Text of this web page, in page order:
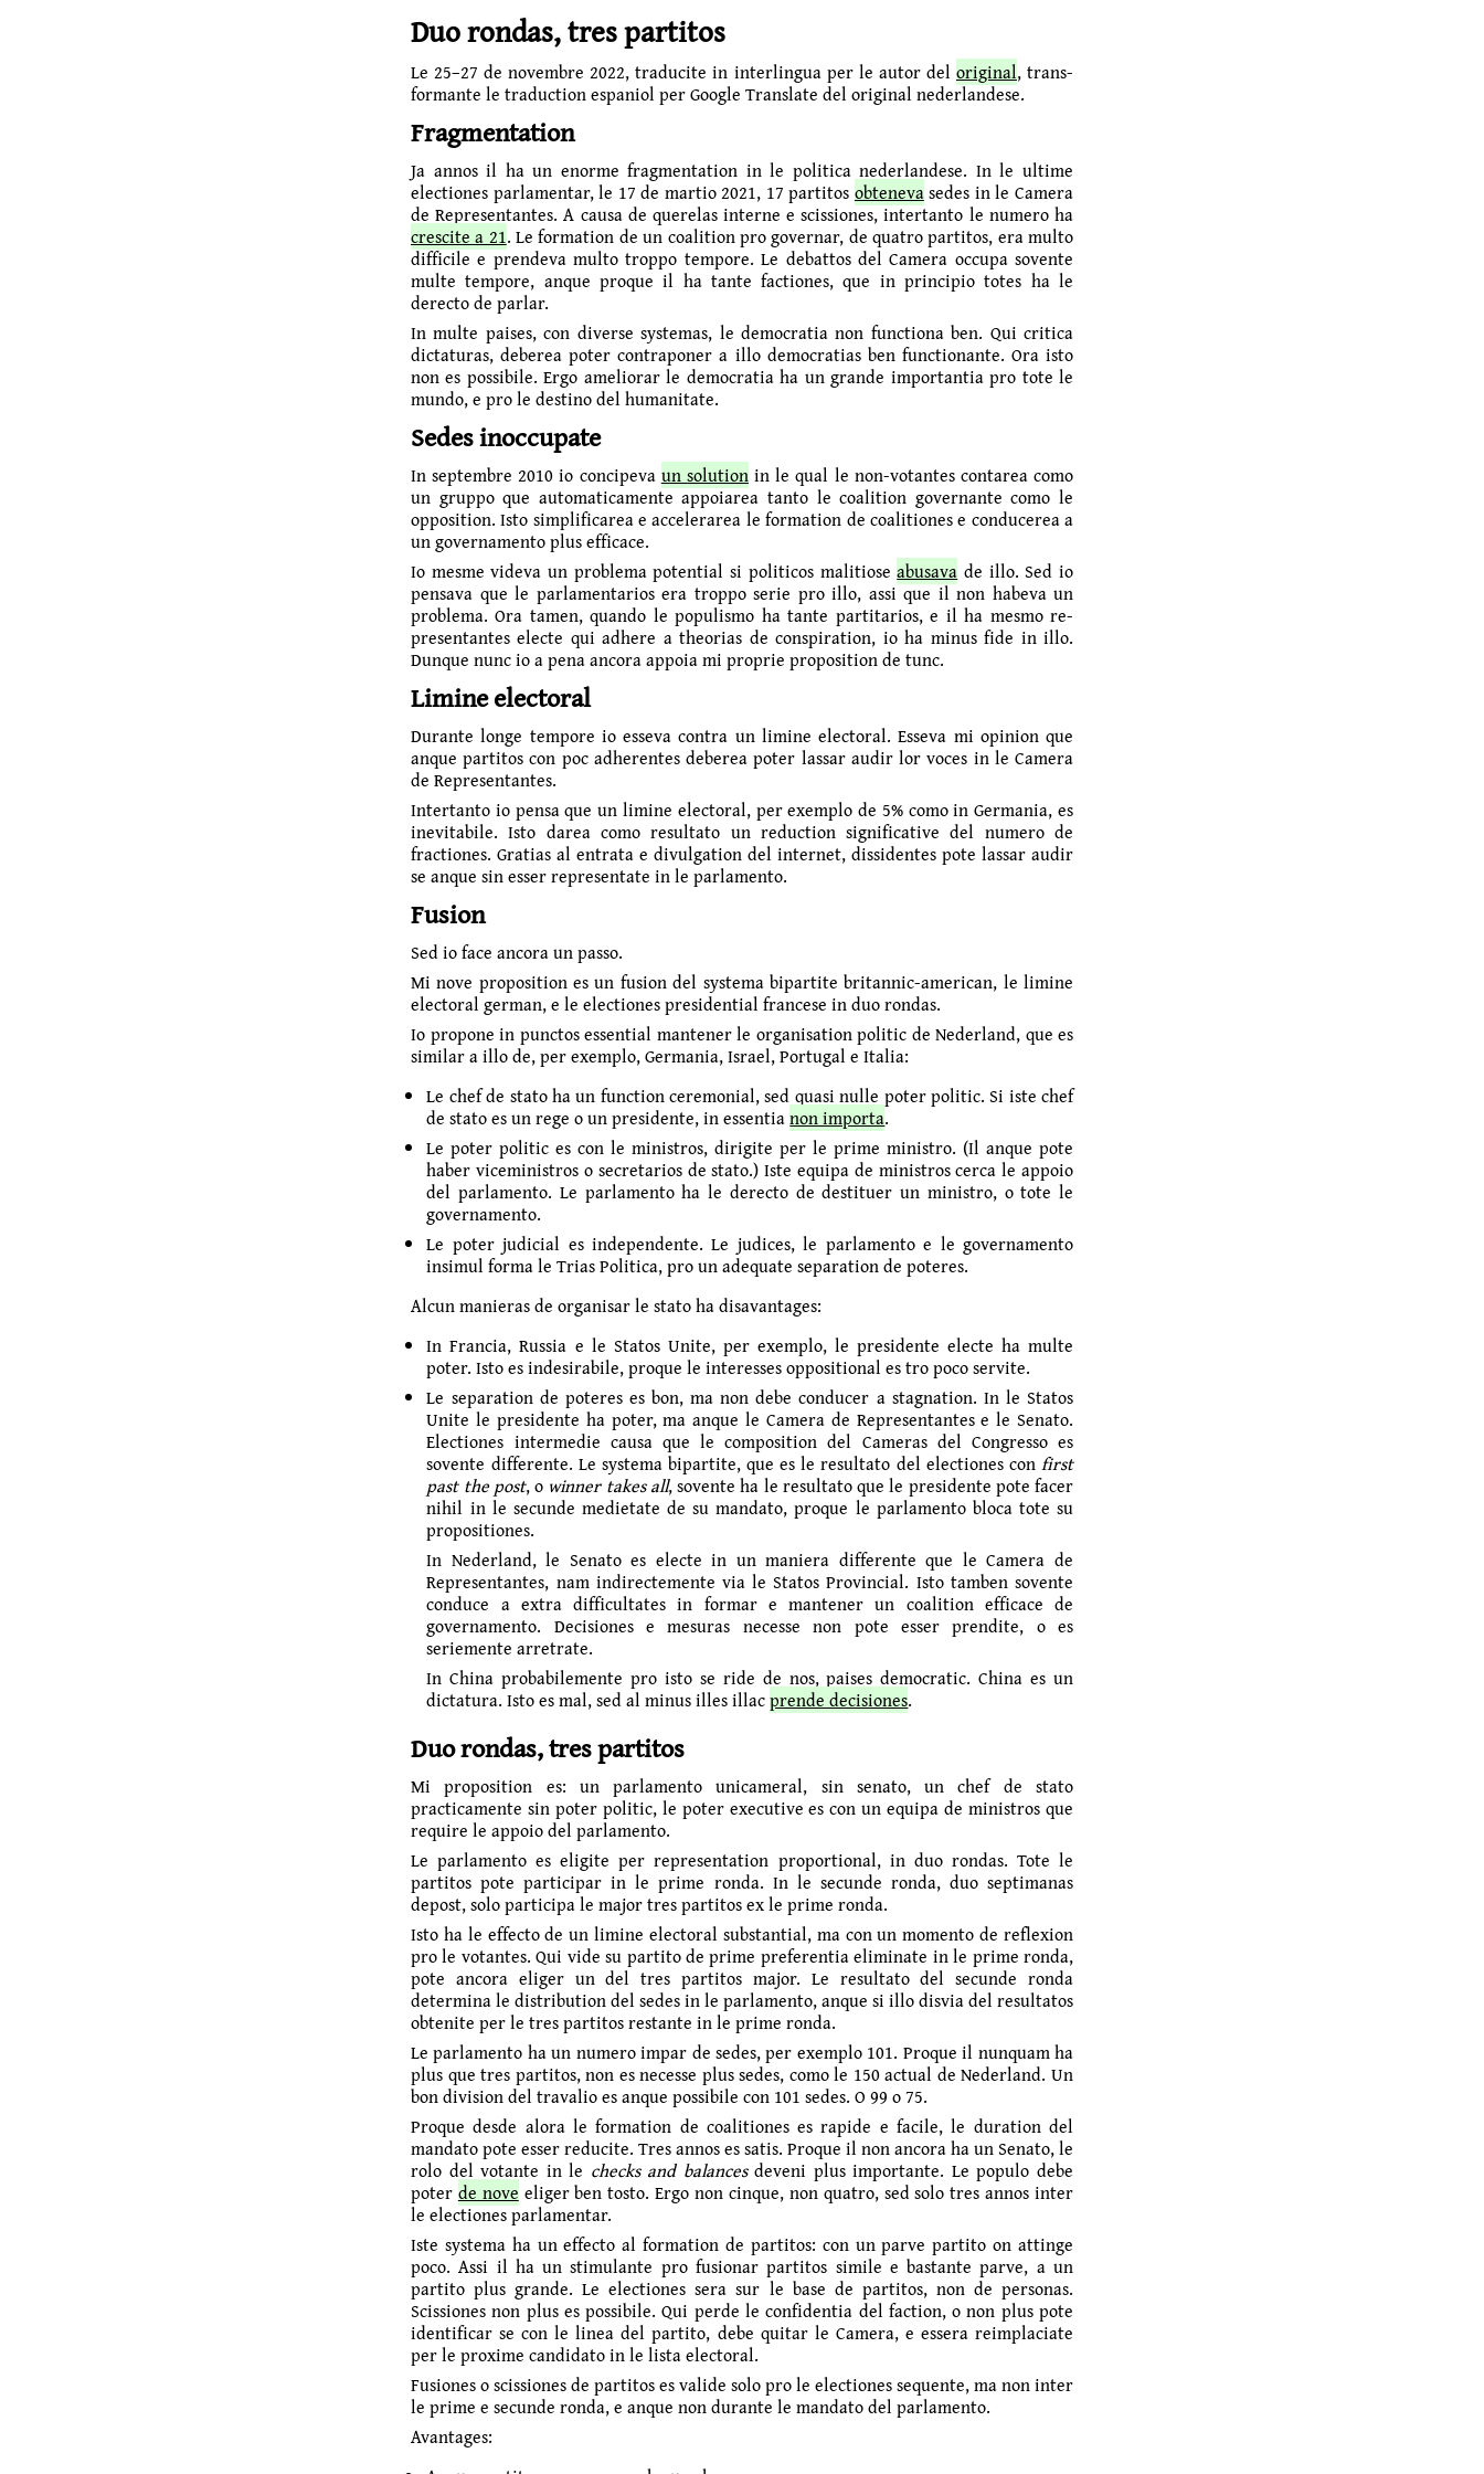
Duo rondas, tres partitos
Le 25–27 de novembre 2022, traducite in interlingua per le autor del original, trans­
for­mante le traduction espaniol per Google Translate del original nederlandese.
Fragmentation
Ja annos il ha un enorme fragmentation in le politica neder­landese. In le ultime
electiones parlamentar, le 17 de martio 2021, 17 partitos obtenevasedes in le Camera
de Representantes. A causa de querelas interne e scissiones, intertanto le numero ha
crescite a 21. Le formation de un coalition pro governar, de quatro partitos, era multo
difficile e prendeva multo troppo tempore. Le debattos del Camera occupa sovente
multe tempore, anque proque il ha tante factiones, que in principio totes ha le
derecto de parlar.
In multe paises, con diverse systemas, le democratia non functiona ben. Qui critica
dictaturas, deberea poter contraponer a illo democratias ben functionante. Ora isto
non es possibile. Ergo ameliorar le democratia ha un grande importantia pro tote le
mundo, e pro le destino del humanitate.
Sedes inoccupate
In septembre 2010 io concipeva un solutionin le qual le non-votantes contarea como
un gruppo que automaticamente appoiarea tanto le coalition governante como le
opposition. Isto simplificarea e accelerarea le formation de coalitiones e conducerea a
un gover­na­mento plus efficace.
Io mesme videva un problema potential si politicos malitioseabusava de illo. Sed io
pensava que le parlamentarios era troppo serie pro illo, assi que il non habeva un
problema. Ora tamen, quando le populismo ha tante partitarios, e il ha mesmo re­
presen­tantes electe qui adhere a theorias de conspiration, io ha minus fide in illo.
Dunque nunc io a pena ancora appoia mi proprie proposition de tunc.
Limine electoral
Durante longe tempore io esseva contra un limine electoral. Esseva mi opinion que
anque partitos con poc adherentes deberea poter lassar audir lor voces in le Camera
de Representantes.
Intertanto io pensa que un limine electoral, per exemplo de 5% como in Germania, es
inevitabile. Isto darea como resultato un reduction significative del numero de
fractiones. Gratias al entrata e divulgation del internet, dissidentes pote lassar audir
se anque sin esser representate in le parlamento.
Fusion
Sed io face ancora un passo.
Mi nove proposition es un fusion del systema bipartite britannic-american, le limine
electoral german, e le electiones presidential francese in duo rondas.
Io propone in punctos essential mantener le organisation politic de Nederland, que es
similar a illo de, per exemplo, Germania, Israel, Portugal e Italia:
Le chef de stato ha un function ceremonial, sed quasi nulle poter politic. Si iste chef
de stato es un rege o un presidente, in essentianon importa.
Le poter politic es con le ministros, dirigite per le prime ministro. (Il anque pote
haber viceministros o secretarios de stato.) Iste equipa de ministros cerca le appoio
del parlamento. Le parla­mento ha le derecto de destituer un ministro, o tote le
governa­mento.
Le poter judicial es independente. Le judices, le parlamento e le governamento
insimul forma le Trias Politica, pro un adequate separation de poteres.
Alcun manieras de organisar le stato ha disavantages:
In Francia, Russia e le Statos Unite, per exemplo, le presidente electe ha multe
poter. Isto es indesirabile, proque le interesses oppositional es tro poco servite.
Le separation de poteres es bon, ma non debe conducer a stagnation. In le Statos
Unite le presidente ha poter, ma anque le Camera de Representantes e le Senato.
Electiones intermedie causa que le composition del Cameras del Congresso es
sovente differente. Le systema bipartite, que es le resultato del electiones con first
past the post, o winner takes all, sovente ha le resultato que le presidente pote facer
nihil in le secunde medietate de su mandato, proque le parlamento bloca tote su
propositiones.
In Nederland, le Senato es electe in un maniera differente que le Camera de
Representantes, nam indirectemente via le Statos Provincial. Isto tamben sovente
conduce a extra difficultates in formar e mantener un coalition efficace de
governamento. Decisiones e mesuras necesse non pote esser prendite, o es
seriemente arretrate.
In China probabilemente pro isto se ride de nos, paises democratic. China es un
dictatura. Isto es mal, sed al minus illes illacprende decisiones.
Duo rondas, tres partitos
Mi proposition es: un parlamento unicameral, sin senato, un chef de stato
practicamente sin poter politic, le poter executive es con un equipa de ministros que
require le appoio del parlamento.
Le parlamento es eligite per representation proportional, in duo rondas. Tote le
partitos pote participar in le prime ronda. In le secunde ronda, duo septimanas
depost, solo participa le major tres partitos ex le prime ronda.
Isto ha le effecto de un limine electoral substantial, ma con un momento de reflexion
pro le votantes. Qui vide su partito de prime preferentia eliminate in le prime ronda,
pote ancora eliger un del tres partitos major. Le resultato del secunde ronda
determina le distribution del sedes in le parlamento, anque si illo disvia del resultatos
obtenite per le tres partitos restante in le prime ronda.
Le parlamento ha un numero impar de sedes, per exemplo 101. Proque il nunquam ha
plus que tres partitos, non es necesse plus sedes, como le 150 actual de Nederland. Un
bon division del travalio es anque possibile con 101 sedes. O 99 o 75.
Proque desde alora le formation de coalitiones es rapide e facile, le duration del
mandato pote esser reducite. Tres annos es satis. Proque il non ancora ha un Senato, le
rolo del votante in le checks and balancesdeveni plus importante. Le populo debe
poter de nove eliger ben tosto. Ergo non cinque, non quatro, sed solo tres annos inter
le electiones parlamentar.
Iste systema ha un effecto al formation de partitos: con un parve partito on attinge
poco. Assi il ha un stimulante pro fusionar partitos simile e bastante parve, a un
partito plus grande. Le electiones sera sur le base de partitos, non de personas.
Scissiones non plus es possibile. Qui perde le confidentia del faction, o non plus pote
identificar se con le linea del partito, debe quitar le Camera, e essera reimplaciate
per le proxime candidato in le lista electoral.
Fusiones o scissiones de partitos es valide solo pro le electiones sequente, ma non inter
le prime e secunde ronda, e anque non durante le mandato del parlamento.
Avantages: